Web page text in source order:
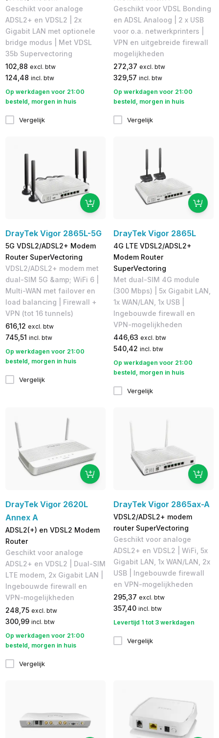
Geschikt voor analoge
ADSL2+ en VDSL2 | 2x
Gigabit LAN met optionele
bridge modus | Met VDSL
35b Supervectoring
102,88 excl. btw
124,48 incl. btw
Op werkdagen voor 21:00
besteld, morgen in huis
Vergelijk
​Geschikt voor VDSL Bonding
en ADSL Analoog | 2 x USB
voor o.a. netwerkprinters |
VPN en uitgebreide firewall
mogelijkheden
272,37 excl. btw
329,57 incl. btw
Op werkdagen voor 21:00
besteld, morgen in huis
Vergelijk
DrayTek Vigor 2865L-5G
5G VDSL2/ADSL2+ Modem
Router SuperVectoring
VDSL2/ADSL2+ modem met
dual-SIM 5G &amp; WiFi 6 |
Multi-WAN met failover en
load balancing | Firewall +
VPN (tot 16 tunnels)
616,12 excl. btw
745,51 incl. btw
Op werkdagen voor 21:00
besteld, morgen in huis
Vergelijk
DrayTek Vigor 2865L
4G LTE VDSL2/ADSL2+
Modem Router
SuperVectoring
Met dual-SIM 4G module
(300 Mbps) | 5x Gigabit LAN,
1x WAN/LAN, 1x USB |
Ingebouwde firewall en
VPN-mogelijkheden
446,63 excl. btw
540,42 incl. btw
Op werkdagen voor 21:00
besteld, morgen in huis
Vergelijk
DrayTek Vigor 2620L
Annex A
ADSL2(+) en VDSL2 Modem
Router
Geschikt voor analoge
ADSL2+ en VDSL2 | Dual-SIM
LTE modem, 2x Gigabit LAN |
Ingebouwde firewall en
VPN-mogelijkheden
248,75 excl. btw
300,99 incl. btw
Op werkdagen voor 21:00
besteld, morgen in huis
Vergelijk
DrayTek Vigor 2865ax-A
VDSL2/ADSL2+ modem
router SuperVectoring
Geschikt voor analoge
ADSL2+ en VDSL2​ | WiFi, ​5x
Gigabit LAN, 1x WAN/LAN, 2x
USB | Ingebouwde firewall
en VPN-mogelijkheden
295,37 excl. btw
357,40 incl. btw
Levertijd 1 tot 3 werkdagen
Vergelijk